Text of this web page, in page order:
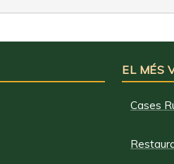
EL MÉS
Cases